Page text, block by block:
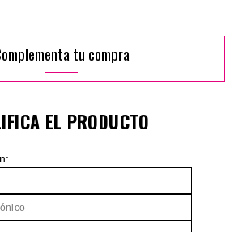
tu compra
EL PRODUCTO